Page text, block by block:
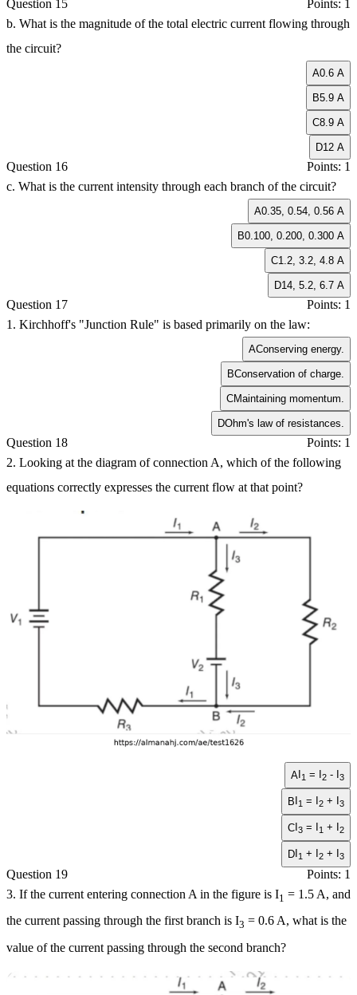
Question 15
Points: 1
b. What is the magnitude of the total electric current flowing through
the circuit?
A 0.6 A
B 5.9 A
C 8.9 A
D 12 A
Question 16
Points: 1
c. What is the current intensity through each branch of the circuit?
A 0.35, 0.54, 0.56 A
B 0.100, 0.200, 0.300 A
C 1.2, 3.2, 4.8 A
D 14, 5.2, 6.7 A
Question 17
Points: 1
1. Kirchhoff's "Junction Rule" is based primarily on the law:
AConserving energy.
BConservation of charge.
CMaintaining momentum.
DOhm's law of resistances.
Question 18
Points: 1
2. Looking at the diagram of connection A, which of the following
equations correctly expresses the current flow at that point?
AI 1= I2- I3
BI 1= I2+ I3
CI3= I 1+ I2
DI 1+ I2+ I3
Question 19
Points: 1
3. If the current entering connection A in the figure isI1= 1.5 A , and
the current passing through the first branch isI3= 0.6 A , what is the
value of the current passing through the second branch?